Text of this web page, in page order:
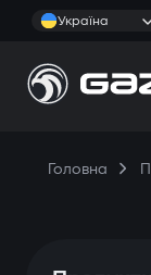
Україна
Головна